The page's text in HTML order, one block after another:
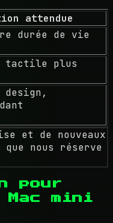
attendue
durée de vie
tactile plus
design,
pour
Mac mini